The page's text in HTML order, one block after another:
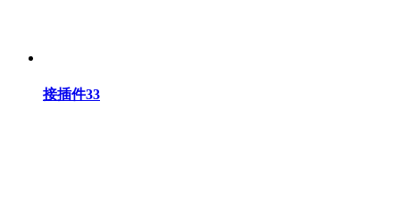
接插件33